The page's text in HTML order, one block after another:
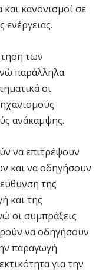
κανονισμοί σε
των
παράλληλα
οι
ανάκαμψης.
να επιτρέψουν
και να οδηγήσουν
της
και της
οι συμπράξεις
να οδηγήσουν
παραγωγή
για την